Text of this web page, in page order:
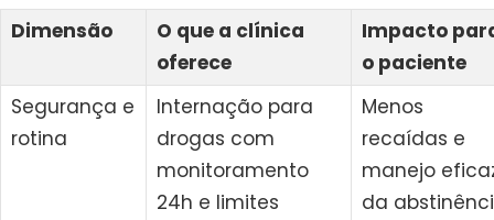
Dimensão
O que a clínica
oferece
Impacto
o paciente
Segurança e
rotina
Internação para
drogas com
monitoramento
24h e limites
Menos
recaídas e
manejo
da